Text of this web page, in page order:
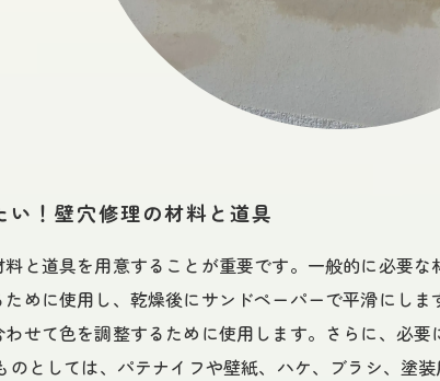
！壁穴修理の材料と道具
と道具を用意することが重要です。一般的に必要
めに使用し、乾燥後にサンドペーパーで平滑にし
せて色を調整するために使用します。さらに、必
としては、パテナイフや壁紙、ハケ、ブラシ、塗